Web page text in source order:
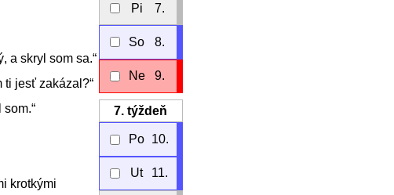
a skryl som sa.“
ti jesť zakázal?“
krotkými
Pi 7.
So 8.
Ne 9.
7. týždeň
Po 10.
Ut 11.